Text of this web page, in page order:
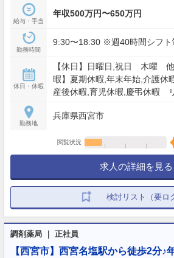
給与・手当
年収500万円〜650万円
勤務時間
9:30〜18:30 ※週40時間シフト
休日・休暇
【休日】日曜日,祝日 木曜
暇】夏期休暇,年末年始,介護休
産後休暇,育児休暇,慶弔休暇
勤務地
兵庫県西宮市
閲覧状況
求人の詳細を見る
検討リスト（要ロ
調剤薬局 ｜ 正社員
【西宮市】西宮名塩駅から徒歩2分♪